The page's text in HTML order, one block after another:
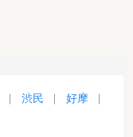
渋民 好摩